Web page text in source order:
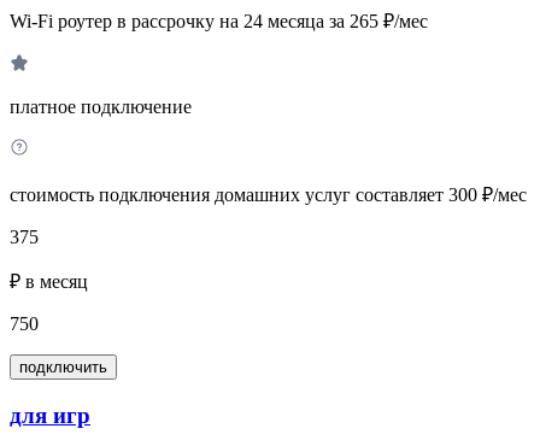
Wi-Fi роутер в рассрочку на 24 месяца за 265 ₽/мес
платное подключение
стоимость подключения домашних услуг составляет 300 ₽/мес
375
₽ в месяц
750
подключить
для игр